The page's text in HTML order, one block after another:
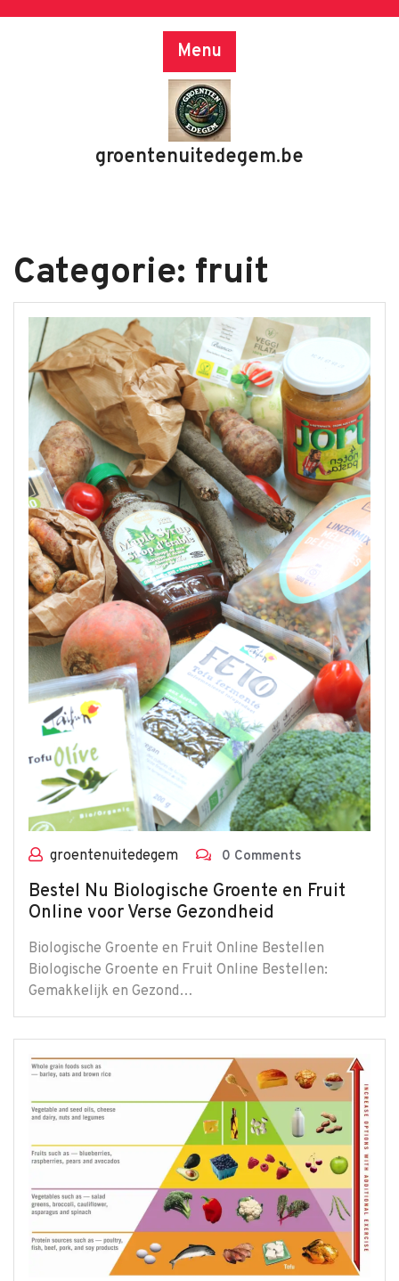
Menu
groentenuitedegem.be
Categorie: fruit
groentenuitedegem 0 Comments
Bestel Nu Biologische Groente en Fruit
Online voor Verse Gezondheid
Biologische Groente en Fruit Online Bestellen
Biologische Groente en Fruit Online Bestellen:
Gemakkelijk en Gezond…